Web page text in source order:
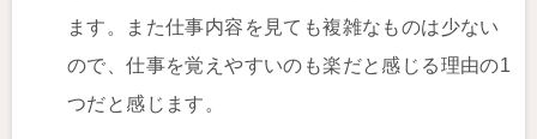
ます。また仕事内容を見ても複雑なものは少ない
ので、仕事を覚えやすいのも楽だと感じる理由の1
つだと感じます。